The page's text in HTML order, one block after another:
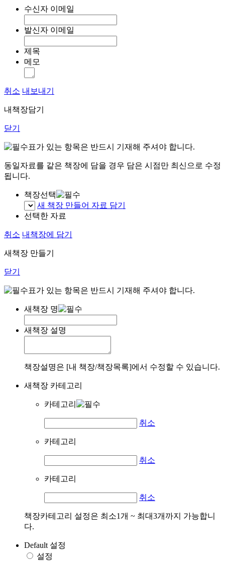
수신자 이메일
발신자 이메일
제목
메모
취소 내보내기
내책장담기
닫기
표가 있는 항목은 반드시 기재해 주셔야 합니다.
동일자료를 같은 책장에 담을 경우 담은 시점만 최신으로 수정
됩니다.
책장선택
새 책장 만들어 자료 담기
선택한 자료
취소 내책장에 담기
새책장 만들기
닫기
표가 있는 항목은 반드시 기재해 주셔야 합니다.
새책장 명
새책장 설명
책장설명은 [내 책장/책장목록]에서 수정할 수 있습니다.
새책장 카테고리
카테고리
취소
카테고리
취소
카테고리
취소
책장카테고리 설정은 최소1개 ~ 최대3개까지 가능합니
다.
Default 설정
설정